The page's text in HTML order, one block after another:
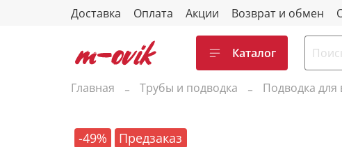
Доставка Оплата Акции Возврат и обмен
Каталог
Главная Трубы и подводка Подводка для
-49% Предзаказ